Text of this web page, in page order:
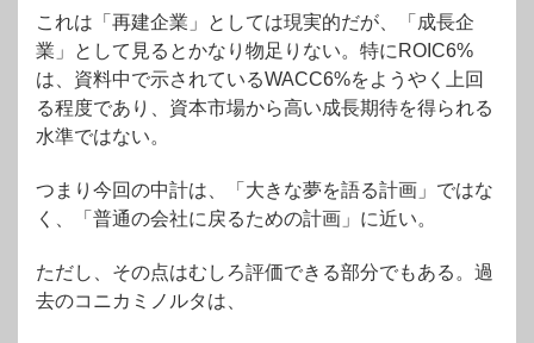
これは「再建企業」としては現実的だが、「成長企
業」として見るとかなり物足りない。特にROIC6%
は、資料中で示されているWACC6%をようやく上回
る程度であり、資本市場から高い成長期待を得られる
水準ではない。
つまり今回の中計は、「大きな夢を語る計画」ではな
く、「普通の会社に戻るための計画」に近い。
ただし、その点はむしろ評価できる部分でもある。過
去のコニカミノルタは、